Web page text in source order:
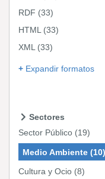
RDF (33)
HTML (33)
XML (33)
Expandir formatos
Sectores
Sector Público (19)
Medio Ambiente (10)
Cultura y Ocio (8)